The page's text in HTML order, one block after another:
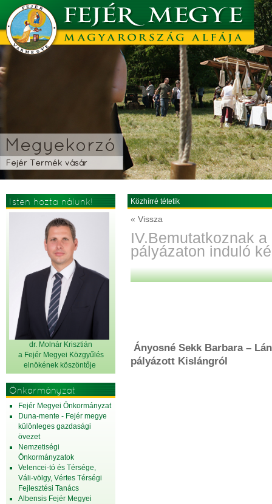
Isten hozta nálunk!
dr. Molnár Krisztián
a Fejér Megyei Közgyűlés
elnökének köszöntője
Önkormányzat
Fejér Megyei Önkormányzat
Duna-mente - Fejér megye
különleges gazdasági
övezet
Nemzetiségi
Önkormányzatok
Velencei-tó és Térsége,
Váli-völgy, Vértes Térségi
Fejlesztési Tanács
Albensis Fejér Megyei
Közhírré tétetik
« Vissza
IV.Bemutatkoznak
pályázaton induló
Ányosné Sekk Barbara –
pályázott Kislángról